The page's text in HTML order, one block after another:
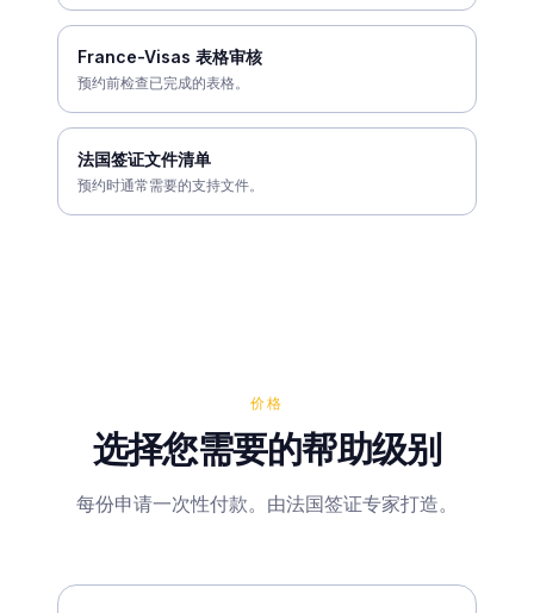
France-Visas 表格审核
预约前检查已完成的表格。
法国签证文件清单
预约时通常需要的支持文件。
价格
选择您需要的帮助级别
每份申请一次性付款。由法国签证专家打造。